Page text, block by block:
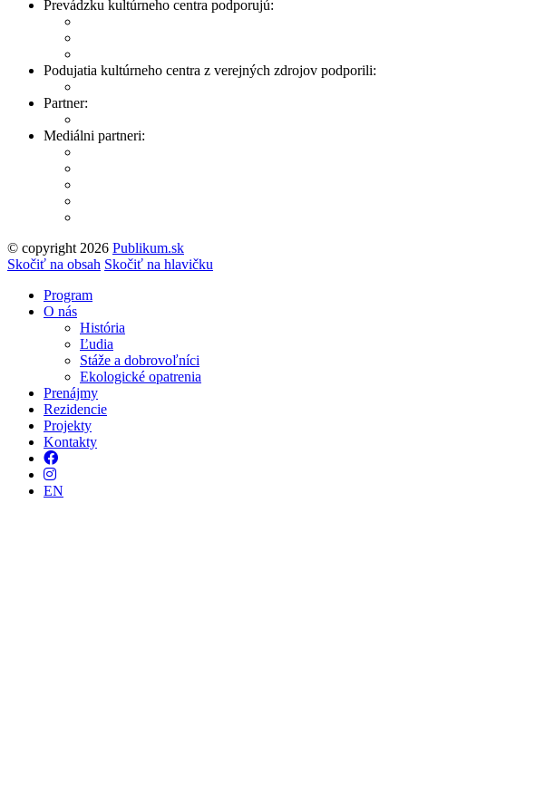
Prevádzku kultúrneho centra podporujú:
Podujatia kultúrneho centra z verejných zdrojov podporili:
Partner:
Mediálni partneri:
© copyright 2026 Publikum.sk
Tvorba stránok: Enjoy
Skočiť na obsah Skočiť na hlavičku
Program
O nás
História
Ľudia
Stáže a dobrovoľníci
Ekologické opatrenia
Prenájmy
Rezidencie
Projekty
Kontakty
Facebook
Instagram
EN